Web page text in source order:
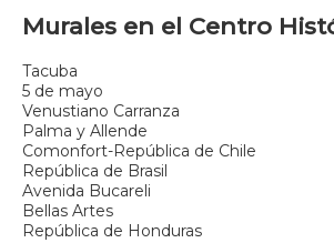
Murales en el Centro
Tacuba
5 de mayo
Venustiano Carranza
Palma y Allende
Comonfort-República de Chile
República de Brasil
Avenida Bucareli
Bellas Artes
República de Honduras